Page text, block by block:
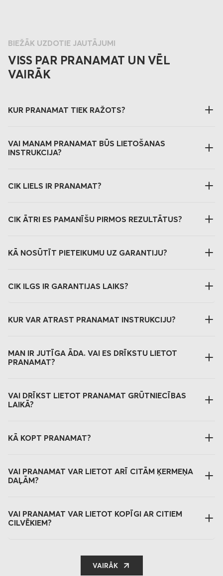
BIEŽĀK UZDOTIE JAUTĀJUMI
VISS PAR PRANAMAT UN VĒL
VAIRĀK
KUR PRANAMAT TIEK RAŽOTS?
VAI MANAM PRANAMAT BŪS LIETOŠANAS
INSTRUKCIJA?
CIK LIELS IR PRANAMAT?
CIK ĀTRI ES PAMANĪŠU PIRMOS REZULTĀTUS?
KĀ NOSŪTĪT PIETEIKUMU UZ GARANTIJU?
CIK ILGS IR GARANTIJAS LAIKS?
KUR VAR ATRAST PRANAMAT INSTRUKCIJU?
MAN IR JUTĪGA ĀDA. VAI ES DRĪKSTU LIETOT
PRANAMAT?
VAI DRĪKST LIETOT PRANAMAT GRŪTNIECĪBAS
LAIKĀ?
KĀ KOPT PRANAMAT?
VAI PRANAMAT VAR LIETOT ARĪ CITĀM ĶERMEŅA
DAĻĀM?
VAI PRANAMAT VAR LIETOT KOPĪGI AR CITIEM
CILVĒKIEM?
VAIRĀK